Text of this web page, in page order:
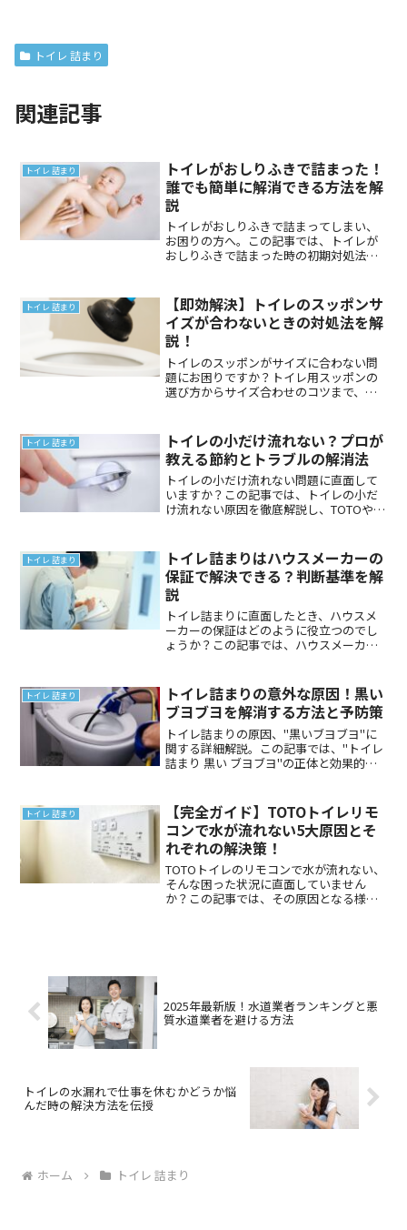
トイレ 詰まり
関連記事
トイレ 詰まり
トイレがおしりふきで詰まった！
誰でも簡単に解消できる方法を解
説
トイレがおしりふきで詰まってしまい、
お困りの方へ。この記事では、トイレが
おしりふきで詰まった時の初期対処法
ふきで詰まった問題に直面したときのた
めに、簡単にできる対策と予防法もご紹
介しています。安心してトイレを使用で
きるようになりましょう。
トイレ 詰まり
【即効解決】トイレのスッポンサ
イズが合わないときの対処法を解
説！
トイレのスッポンがサイズに合わない問
題にお困りですか？トイレ用スッポンの
選び方からサイズ合わせのコツまで、サ
詰まりを効率的に解消しましょう。
トイレ 詰まり
トイレの小だけ流れない？プロが
教える節約とトラブルの解消法
トイレの小だけ流れない問題に直面して
いますか？この記事では、トイレの小だ
け流れない原因を徹底解説し、TOTOや
仕組みと節約法まで、トイレ小だけ流れ
ない状況の全解決策を提供します。
トイレ 詰まり
トイレ詰まりはハウスメーカーの
保証で解決できる？判断基準を解
説
トイレ詰まりに直面したとき、ハウスメ
ーカーの保証はどのように役立つのでし
ょうか？この記事では、ハウスメーカー
とその理由を解説します。ハウスメーカ
ー保証を理解し、適切な対応方法を理解
しましょう。
トイレ 詰まり
トイレ詰まりの意外な原因！黒い
ブヨブヨを解消する方法と予防策
トイレ詰まりの原因、"黒いブヨブヨ"に
関する詳細解説。この記事では、"トイレ
詰まり 黒い ブヨブヨ"の正体と効果的な
選びのポイントまで、役立つ情報を提供
します。
トイレ 詰まり
【完全ガイド】TOTOトイレリモ
コンで水が流れない5大原因とそ
れぞれの解決策！
TOTOトイレのリモコンで水が流れない、
そんな困った状況に直面していません
か？この記事では、その原因となる様々
2025年最新版！水道業者ランキングと悪
質水道業者を避ける方法
トイレの水漏れで仕事を休むかどうか悩
んだ時の解決方法を伝授
ホーム トイレ 詰まり